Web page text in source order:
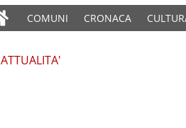
COMUNI CRONACA
ATTUALITA'